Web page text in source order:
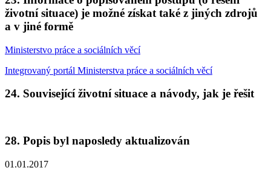
životní situace) je možné získat také z jiných zdrojů
a v jiné formě
Ministerstvo práce a sociálních věcí
Integrovaný portál Ministerstva práce a sociálních věcí
24. Související životní situace a návody, jak je řešit
28. Popis byl naposledy aktualizován
01.01.2017